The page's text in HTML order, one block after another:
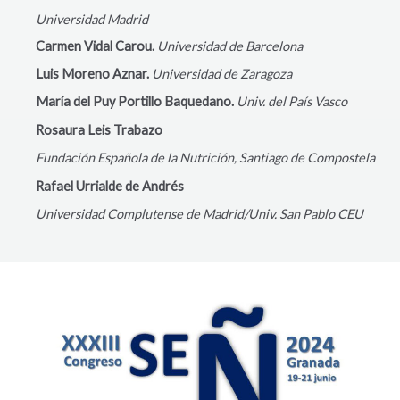
Universidad Madrid
Carmen Vidal Carou. Universidad de Barcelona
Luis Moreno Aznar. Universidad de Zaragoza
María del Puy Portillo Baquedano. Univ. del País Vasco
Rosaura Leis Trabazo
Fundación Española de la Nutrición, Santiago de Compostela
Rafael Urrialde de Andrés
UniversidadComplutense de Madrid/Univ. San Pablo CEU